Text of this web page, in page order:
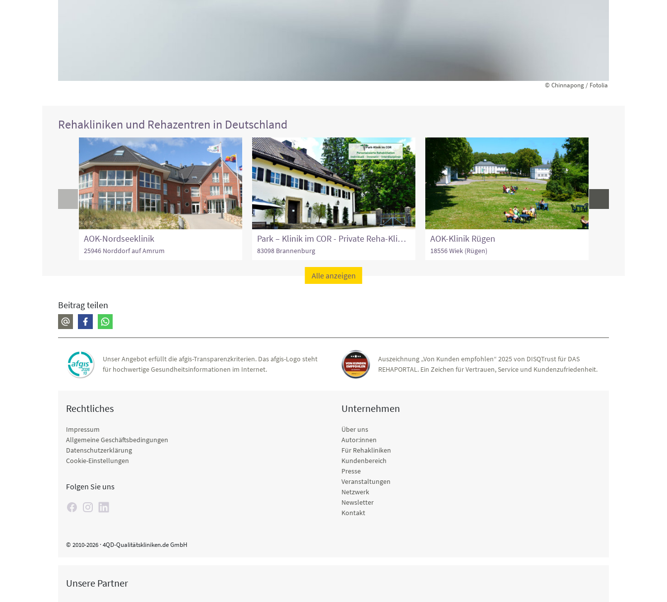
© Chinnapong / Fotolia
Rehakliniken und Rehazentren in Deutschland
AOK-Nordseeklinik
25946 Norddorf auf Amrum
Park – Klinik im COR - Private Reha-Klinik für Innere Medizin zur Behandlung von Erschöpfungssyndromen (Long/Post-COVID, ME/CFS u.a.)
83098 Brannenburg
AOK-Klinik Rügen
18556 Wiek (Rügen)
Alle anzeigen
Beitrag teilen
Unser Angebot erfüllt die afgis-Transparenzkriterien. Das afgis-Logo steht
für hochwertige Gesundheitsinformationen im Internet.
Auszeichnung „Von Kunden empfohlen“ 2025 von DISQTrust für DAS
REHAPORTAL. Ein Zeichen für Vertrauen, Service und Kundenzufriedenheit.
Rechtliches
Impressum
Allgemeine Geschäftsbedingungen
Datenschutzerklärung
Cookie-Einstellungen
Folgen Sie uns
Unternehmen
Über uns
Autor:innen
Für Rehakliniken
Kundenbereich
Presse
Veranstaltungen
Netzwerk
Newsletter
Kontakt
© 2010-2026 · 4QD-Qualitätskliniken.de GmbH
Unsere Partner